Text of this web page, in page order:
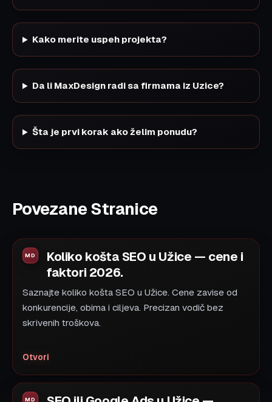
Kako merite uspeh projekta?
Da li MaxDesign radi sa firmama iz Uzice?
Šta je prvi korak ako želim ponudu?
Povezane Stranice
Koliko košta SEO u Užice — cene i
faktori 2026.
Saznajte koliko košta SEO u Užice. Cene zavise od
konkurencije, obima i ciljeva. Precizan vodič bez
skrivenih troškova.
Otvori